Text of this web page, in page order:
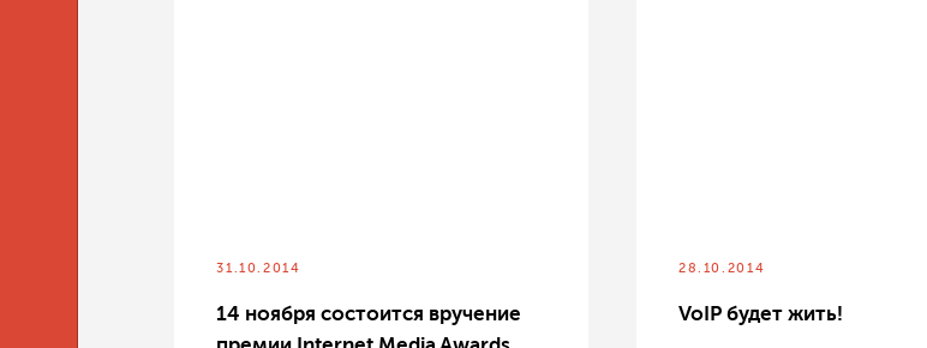
31.10.2014
14 ноября состоится вручение
28.10.2014
VoIP будет жить!